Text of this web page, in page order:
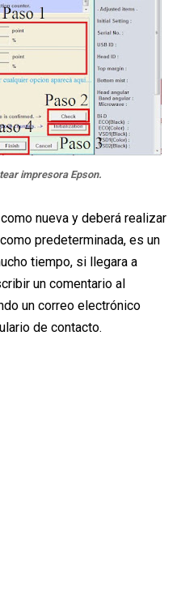
impresora Epson.
nueva y deberá realizar
predeterminada, es un
tiempo, si llegara a
un comentario al
un correo electrónico
de contacto.